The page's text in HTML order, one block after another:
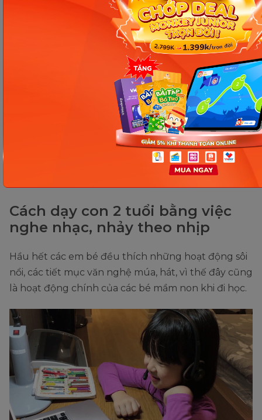
Cách dạy con 2 tuổi học xếp
Xếp hình là cách dạy con đơn giản, hiệu quả, dễ
dàng nhưng mang lại hiệu quả vô cùng lớn. Thông
qua việc xếp hình trẻ sẽ học được khả năng phối
hợp giữa tay và mắt cũng như vận dụng trí tưởng
tượng để cho ra được những hình ghép hoàn hảo,
đúng như những gì bé mong muốn. Vì thế, mẹ hãy
dành thêm chút thời gian để chơi xếp hình cùng
Cách dạy con 2 tuổi bằng việc
nghe nhạc, nhảy theo nhịp
Hầu hết các em bé đều thích những hoạt động sôi
nổi, các tiết mục văn nghệ múa, hát, vì thế đây cũng
là hoạt động chính của các bé mầm non khi đi học.